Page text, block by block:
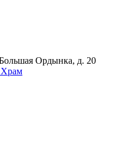
Ордынка, д. 20
Храм